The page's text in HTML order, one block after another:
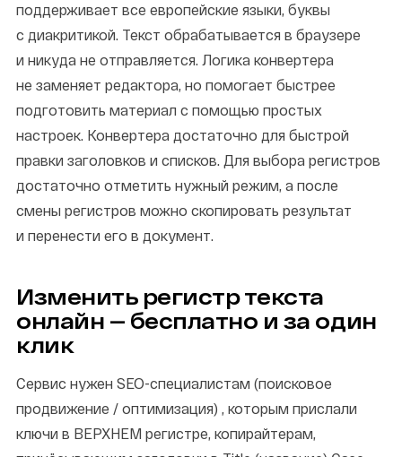
поддерживает все европейские языки, буквы
с диакритикой. Текст обрабатывается в браузере
и никуда не отправляется. Логика конвертера
не заменяет редактора, но помогает быстрее
подготовить материал с помощью простых
настроек. Конвертера достаточно для быстрой
правки заголовков и списков. Для выбора регистров
достаточно отметить нужный режим, а после
смены регистров можно скопировать результат
и перенести его в документ.
Изменить регистр текста
онлайн — бесплатно и за один
клик
Сервис нужен SEO-специалистам (поисковое
продвижение / оптимизация) , которым прислали
ключи в ВЕРХНЕМ регистре, копирайтерам,